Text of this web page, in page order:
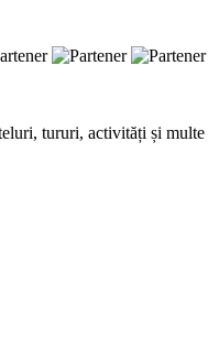
tururi, activități și multe